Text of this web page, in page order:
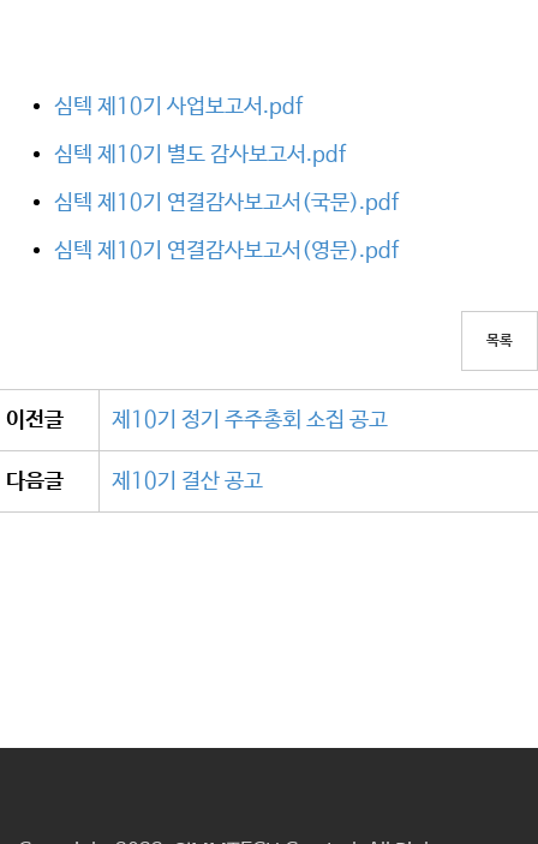
심텍 제10기 사업보고서.pdf
심텍 제10기 별도 감사보고서.pdf
심텍 제10기 연결감사보고서(국문).pdf
심텍 제10기 연결감사보고서(영문).pdf
목록
이전글 제10기 정기 주주총회 소집 공고
다음글 제10기 결산 공고